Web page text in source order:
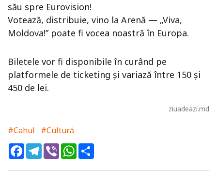
său spre Eurovision!
Votează, distribuie, vino la Arenă — „Viva,
Moldova!” poate fi vocea noastră în Europa.
Biletele vor fi disponibile în curând pe
platformele de ticketing și variază între 150 și
450 de lei.
ziuadeazi.md
#Cahul
#Cultură
FacebookTelegram
ViberWhatsApp